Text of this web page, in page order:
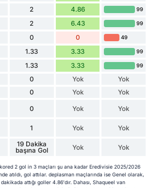
2 4.86 99
2 6.43 99
0 0 49
1.33 3.33 99
1.33 3.33 99
0 Yok Yok
0 Yok Yok
0 Yok Yok
1 Yok Yok
19 Dakika
başına Gol
Yok Yok
2 gol in 3 maçları şu ana kadar Eredivisie 2025/2026
atıldı, gol attılar. deplasman maçlarında ise Genel olarak,
attığı goller 4.86'dır. Dahası, Shaqueel van